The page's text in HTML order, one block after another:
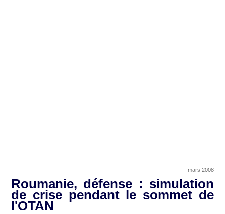
mars 2008
Roumanie, défense : simulation
de crise pendant le sommet de
l'OTAN